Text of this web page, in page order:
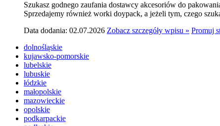
Szukasz godnego zaufania dostawcy akcesoriów do
Sprzedajemy również worki doypack, a jeżeli tym, czego
Data dodania: 02.07.2026 Zobacz szczegóły wpisu » Promuj
dolnośląskie
kujawsko-pomorskie
lubelskie
lubuskie
łódzkie
małopolskie
mazowieckie
opolskie
podkarpackie